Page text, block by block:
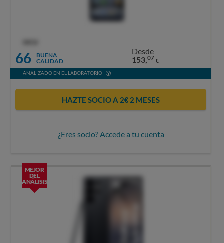
66
BUENA
CALIDAD
Desde
153,07 €
ANALIZADO EN EL LABORATORIO
HAZTE SOCIO A 2€ 2 MESES
¿Eres socio? Accede a tu cuenta
MEJOR
DEL
ANÁLISIS